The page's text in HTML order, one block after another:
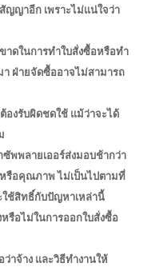
ญญาอีก เพราะไม่แน่ใจว่า
าดในการทำใบสั่งซื้อหรือทำ
ฝ่ายจัดซื้ออาจไม่สามารถ
องรับผิดชดใช้ แม้ว่าจะได้
พพลายเออร์ส่งมอบช้ากว่า
รือคุณภาพ ไม่เป็นไปตามที่
ใช้สิทธิ์กับปัญหาเหล่านี้
รือไม่ในการออกใบสั่งซื้อ
าจ้าง และวิธีทำงานให้